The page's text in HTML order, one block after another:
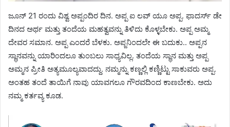
ಜೂನ್ 21 ರಂದು ವಿಶ್ವ ಅಪ್ಪಂದಿರ ದಿನ. ಅಪ್ಪ ಐ ಲವ್ ಯೂ ಅಪ್ಪ. ಫಾದರ್ಸ್ ಡೇ
ದಿನದ ಅರ್ಥ ಮತ್ತು ತಂದೆಯ ಮಹತ್ವವನ್ನು ತಿಳಿದು ಕೊಳ್ಳಬೇಕು. ಅಪ್ಪ ಅಮ್ಮ
ದೇವರ ಸಮಾನ. ಅಪ್ಪ ಎಂದರೆ ಬೆಳಕು. ಅಪ್ಜನಿಂದಲೇ ಈ ಬದುಕು.. ಅಪ್ಪನ
ಸ್ಥಾನವನ್ನು ಯಾರಿಂದಲೂ ತುಂಬಲು ಸಾಧ್ಯವಿಲ್ಲ. ತಂದೆಯ ಸ್ಥಾನ ಮತ್ತು ಅಪ್ಪ
ಅಮ್ಮನ ಪ್ರೀತಿ ಅತ್ಯಮೂಲ್ಯವಾದದ್ದು. ನಮ್ಮನ್ನು ಕಣ್ಣಲ್ಲಿ ಕಣ್ಣಿಟ್ಟು ಸಾಕುವರು ಅಪ್ಪ.
ಅಂತಹ ತಂದೆ ತಾಯಿಗೆ ನಾವು ಯಾವಗಲೂ ಗೌರವದಿಂದ ಕಾಣಬೇಕು. ಅದು
ನಮ್ಮ ಕರ್ತವ್ಯ ಕೂಡ.